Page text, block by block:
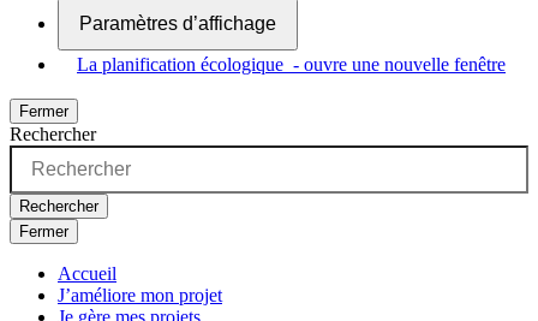
Paramètres d’affichage
La planification écologique - ouvre une nouvelle fenêtre
Fermer
Rechercher
Rechercher
Fermer
Accueil
J’améliore mon projet
Je gère mes projets